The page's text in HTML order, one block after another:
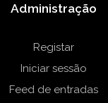
Administração
Registar
Iniciar sessão
Feed de entradas